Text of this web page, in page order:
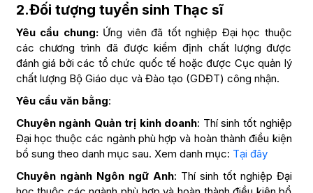
2.Đối tượng tuyển sinh Thạc sĩ
Yêu cầu chung: Ứng viên đã tốt nghiệp Đại học thuộc
các chương trình đã được kiểm định chất lượng được
đánh giá bởi các tổ chức quốc tế hoặc được Cục quản lý
chất lượng Bộ Giáo dục và Đào tạo (GDĐT) công nhận.
Yêu cầu văn bằng:
Chuyên ngành Quản trị kinh doanh: Thí sinh tốt nghiệp
Đại học thuộc các ngành phù hợp và hoàn thành điều kiện
bổ sung theo danh mục sau. Xem danh mục: Tại đây
Chuyên ngành Ngôn ngữ Anh: Thí sinh tốt nghiệp Đại